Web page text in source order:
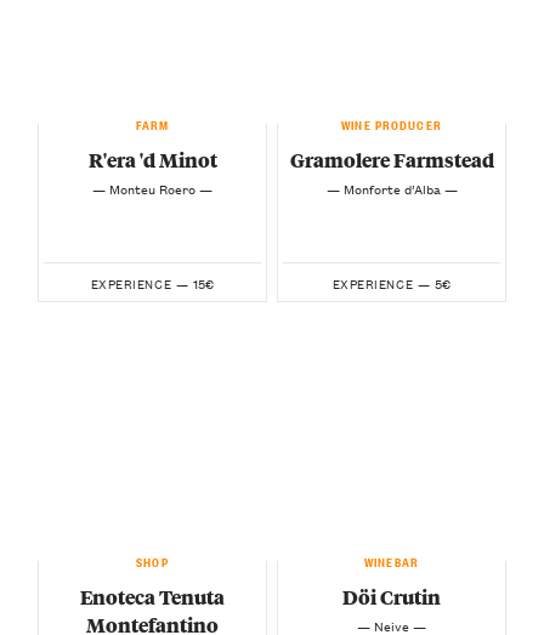
FARM
R'era 'd Minot
— Monteu Roero —
EXPERIENCE — 15€
WINE PRODUCER
Gramolere Farmstead
— Monforte d’Alba —
EXPERIENCE — 5€
SHOP
Enoteca Tenuta
Montefantino
WINEBAR
Döi Crutin
— Neive —